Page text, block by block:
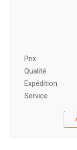
Prix ​​
Qualité
Expédition
Service